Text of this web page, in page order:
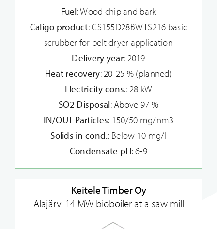
Fuel: Wood chip and bark
Caligo product: CS155D28BWTS216 basic
scrubber for belt dryer application
Delivery year: 2019
Heat recovery: 20-25 % (planned)
Electricity cons.: 28 kW
SO2 Disposal: Above 97 %
IN/OUT Particles: 150/50 mg/nm3
Solids in cond.: Below 10 mg/l
Condensate pH: 6-9
Keitele Timber Oy
Alajärvi 14 MW bioboiler at a saw mill